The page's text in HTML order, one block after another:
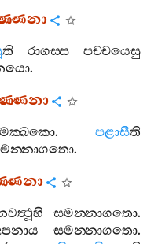
ති රාගස‍්ස
පච‍්චයෙසු
.
.පළාසීති
.
සමන‍්නාගතො.
සමන‍්නාගතො.